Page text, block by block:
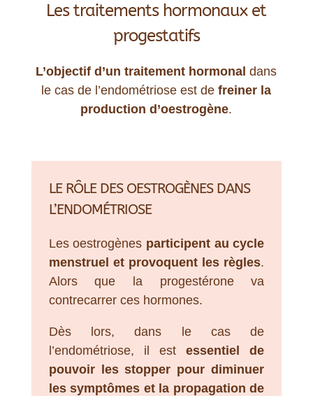
Les traitements hormonaux et
progestatifs
L’objectif d’un traitement hormonal dans
le cas de l’endométriose est de freiner la
production d’oestrogène.
LE RÔLE DES OESTROGÈNES DANS
L’ENDOMÉTRIOSE
Les oestrogènes participent au cycle
menstruel et provoquent les règles.
Alors que la progestérone va
contrecarrer ces hormones.
Dès lors, dans le cas de
l’endométriose, il estessentiel de
pouvoir les stopper pour diminuer
les symptômes et la propagation de